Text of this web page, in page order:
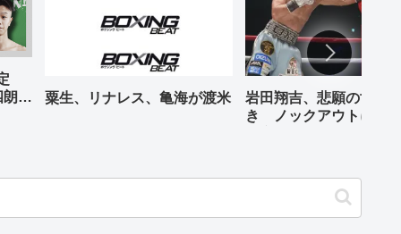
、
粟生、リナレス、亀海が渡米
岩田翔吉、悲願の世界
き ノックアウトに8回